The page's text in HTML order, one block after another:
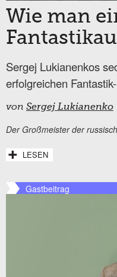
Wie man
Sergej Lukianenkos
erfolgreichen
von Sergej Lukianenko
Der Großmeister der
LESEN
Gastbeitrag